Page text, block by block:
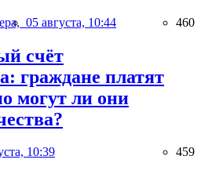
05 августа, 10:44 460
счёт
граждане платят
могут ли они
10:39 459